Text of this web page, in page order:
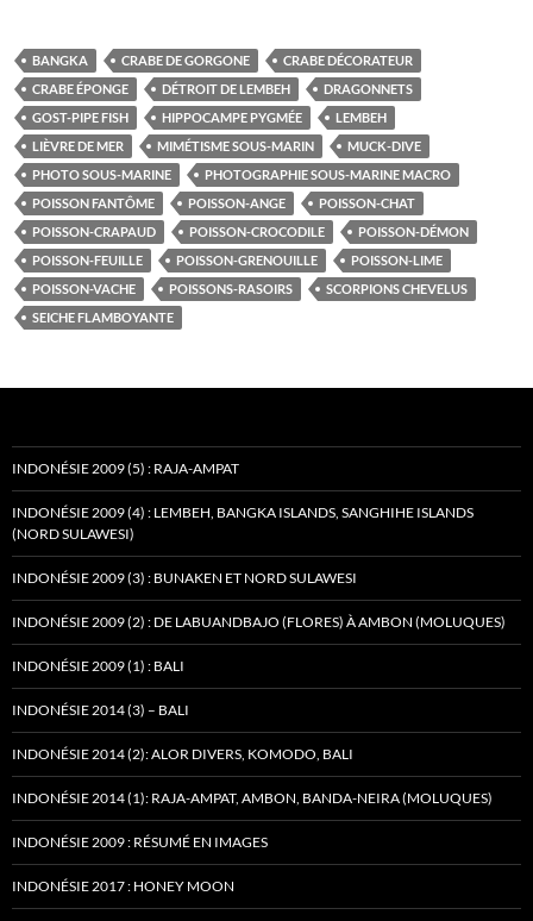
BANGKA CRABE DE GORGONE
CRABE DÉCORATEUR
CRABE ÉPONGE
DÉTROIT DE LEMBEH
DRAGONNETS
GOST-PIPE FISH
HIPPOCAMPE PYGMÉE
LEMBEH
LIÈVRE DE MER
MIMÉTISME SOUS-MARIN
MUCK-DIVE
PHOTO SOUS-MARINE
PHOTOGRAPHIE SOUS-MARINE MACRO
POISSON FANTÔME
POISSON-ANGE
POISSON-CHAT
POISSON-CRAPAUD
POISSON-CROCODILE
POISSON-DÉMON
POISSON-FEUILLE
POISSON-GRENOUILLE
POISSON-LIME
POISSON-VACHE
POISSONS-RASOIRS
SCORPIONS CHEVELUS
SEICHE FLAMBOYANTE
INDONÉSIE 2009 (5) : RAJA-AMPAT
INDONÉSIE 2009 (4) : LEMBEH, BANGKA ISLANDS, SANGHIHE ISLANDS
(NORD SULAWESI)
INDONÉSIE 2009 (3) : BUNAKEN ET NORD SULAWESI
INDONÉSIE 2009 (2) : DE LABUANDBAJO (FLORES) À AMBON (MOLUQUES)
INDONÉSIE 2009 (1) : BALI
INDONÉSIE 2014 (3) – BALI
INDONÉSIE 2014 (2): ALOR DIVERS, KOMODO, BALI
INDONÉSIE 2014 (1): RAJA-AMPAT, AMBON, BANDA-NEIRA (MOLUQUES)
INDONÉSIE 2009 : RÉSUMÉ EN IMAGES
INDONÉSIE 2017 : HONEY MOON